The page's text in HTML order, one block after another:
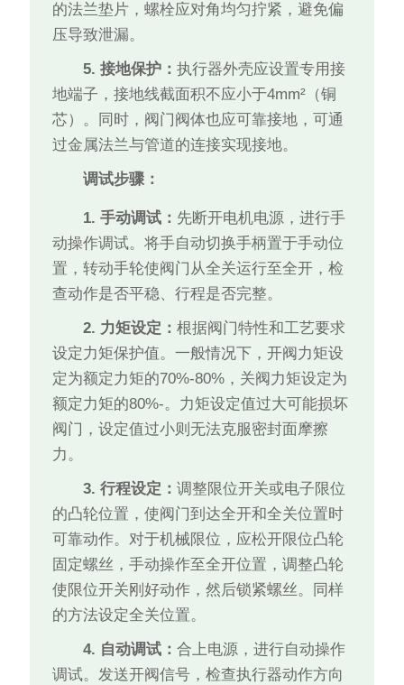
的法兰垫片，螺栓应对角均匀拧紧，避免偏
压导致泄漏。
5. 接地保护：执行器外壳应设置专用接
地端子，接地线截面积不应小于4mm²（铜
芯）。同时，阀门阀体也应可靠接地，可通
过金属法兰与管道的连接实现接地。
调试步骤：
1. 手动调试： 先断开电机电源，进行手
动操作调试。将手自动切换手柄置于手动位
置，转动手轮使阀门从全关运行至全开，检
查动作是否平稳、行程是否完整。
2. 力矩设定：根据阀门特性和工艺要求
设定力矩保护值。一般情况下，开阀力矩设
定为额定力矩的70%-80%，关阀力矩设定为
额定力矩的80%-。力矩设定值过大可能损坏
阀门，设定值过小则无法克服密封面摩擦
力。
3. 行程设定：调整限位开关或电子限位
的凸轮位置，使阀门到达全开和全关位置时
可靠动作。对于机械限位，应松开限位凸轮
固定螺丝，手动操作至全开位置，调整凸轮
使限位开关刚好动作，然后锁紧螺丝。同样
的方法设定全关位置。
4. 自动调试：合上电源，进行自动操作
调试。发送开阀信号，检查执行器动作方向